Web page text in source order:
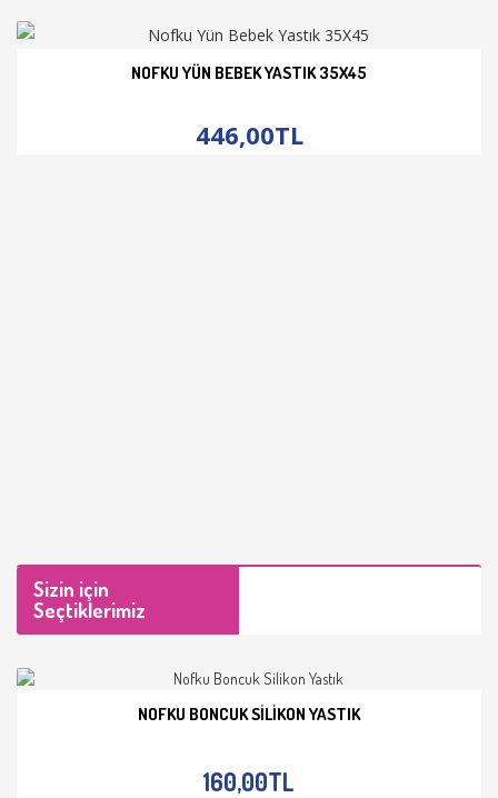
NOFKU YÜN BEBEK YASTIK 35X45
446,00TL
Sizin için
Seçtiklerimiz
NOFKU BONCUK SILIKON YASTIK
160,00TL